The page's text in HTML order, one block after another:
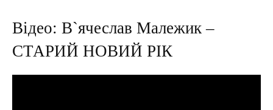
Відео: В`ячеслав Малежик –
СТАРИЙ НОВИЙ РІК